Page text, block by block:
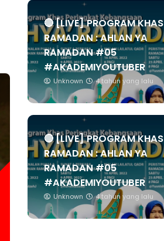
🔴 [LIVE] PROGRAM KHAS
RAMADAN : AHLAN YA
RAMADAN #05
#AKADEMIYOUTUBER
Unknown 4 tahun yang lalu
🔴 [LIVE] PROGRAM KHAS
RAMADAN : AHLAN YA
RAMADAN #05
#AKADEMIYOUTUBER
Unknown 4 tahun yang lalu